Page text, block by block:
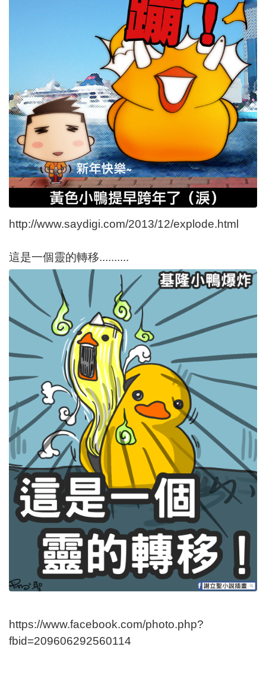
http://www.saydigi.com/2013/12/explode.html
這是一個靈的轉移..........
https://www.facebook.com/photo.php?
fbid=209606292560114